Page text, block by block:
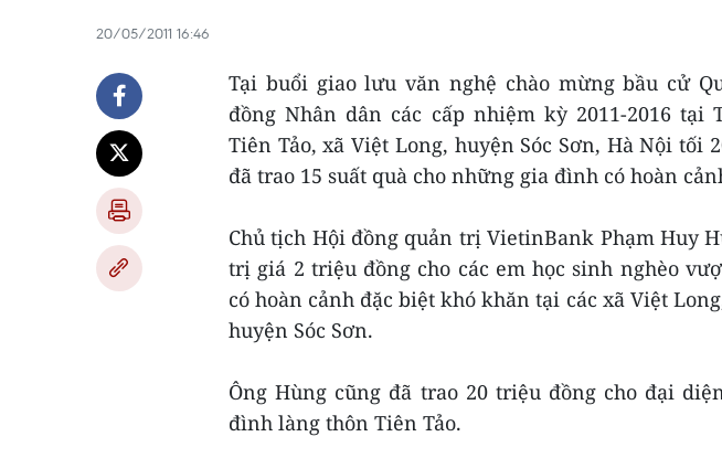
20/05/2011 16:46
Tại buổi giao lưu văn nghệ chào mừng bầu cử
đồng Nhân dân các cấp nhiệm kỳ 2011-2016 tại
Tiên Tảo, xã Việt Long, huyện Sóc Sơn, Hà Nội tối
đã trao 15 suất quà cho những gia đình có hoàn
Chủ tịch Hội đồng quản trị VietinBank Phạm Huy
trị giá 2 triệu đồng cho các em học sinh nghèo
có hoàn cảnh đặc biệt khó khăn tại các xã Việt
huyện Sóc Sơn.
Ông Hùng cũng đã trao 20 triệu đồng cho đại
đình làng thôn Tiên Tảo.